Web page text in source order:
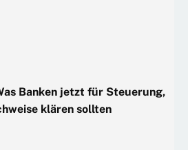
Banken jetzt für Steuerung,
klären sollten